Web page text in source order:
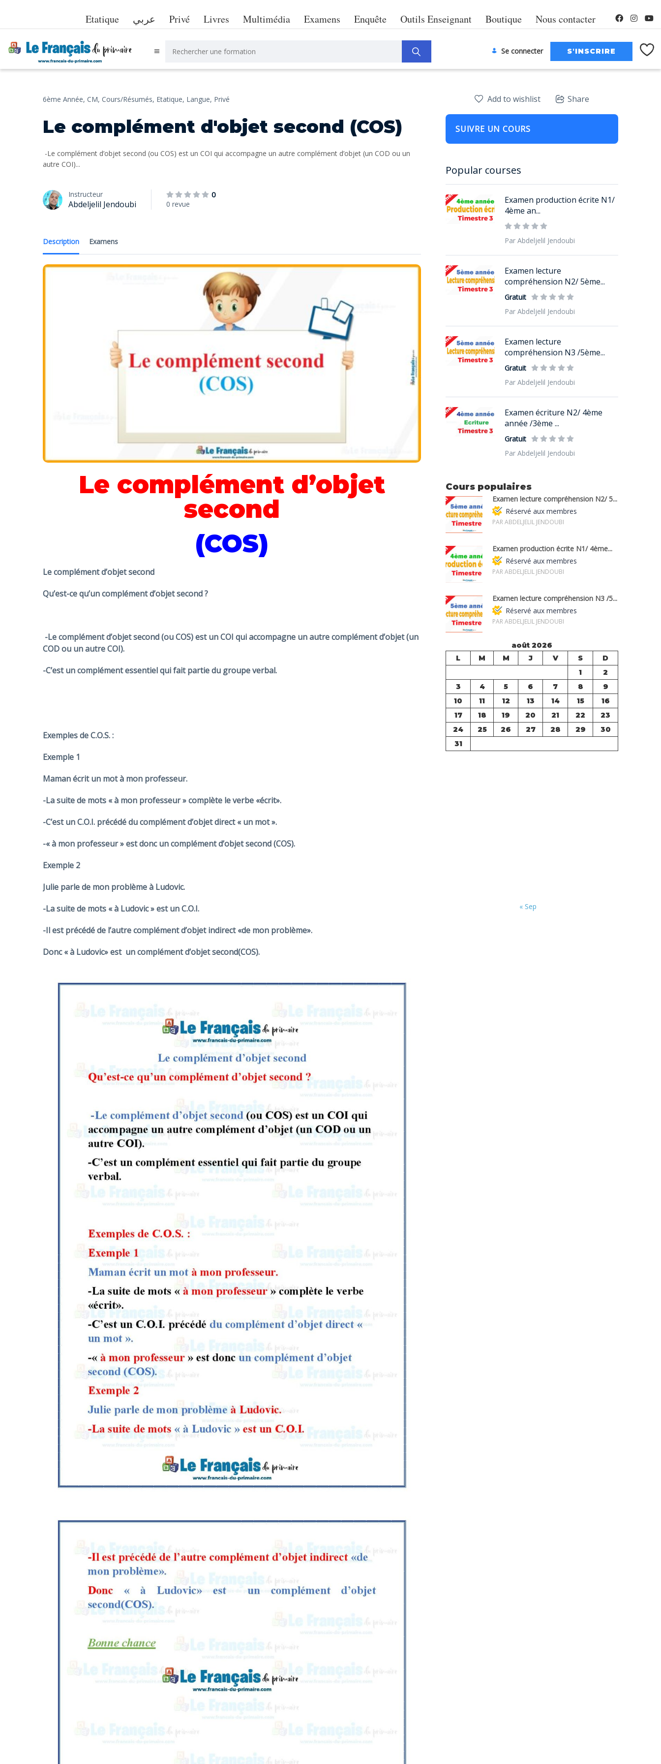
Etatique عربي Privé Livres Multimédia Examens Enquête Outils Enseignant Boutique Nous contacter
Se connecter
6ème Année, CM, Cours/Résumés, Etatique, Langue, Privé
Le complément d'objet second (COS)
-Le complément d’objet second (ou COS) est un COI qui accompagne un autre complément d’objet (un COD ou un
autre COI)...
Instructeur
Abdeljelil Jendoubi
0
0 revue
Description Examens
Le complément d’objet
second
(COS)
Le complément d’objetsecond
Qu’est-ce qu’un complément d’objet second ?
-Le complément d’objet second(ou COS) est un COI qui accompagne un autre complément d’objet (un
COD ou un autre COI).
-C’est un complément essentiel qui fait partie du groupe verbal.
Exemples de C.O.S. :
Exemple 1
Maman écrit un motà mon professeur.
-La suite de mots «à mon professeur» complète le verbe «écrit».
-C’est un C.O.I. précédédu complément d’objet direct « un mot ».
-«à mon professeur» est doncun complément d’objet second (COS).
Exemple 2
Julie parle de mon problèmeà Ludovic.
-La suite de mots « à Ludovic »est un C.O.I.
-Il est précédé de l’autre complément d’objet indirect«de mon problème».
Donc« à Ludovic» est un complément d’objet second(COS).
Add to wishlist Share
SUIVRE UN COURS
Popular courses
Examen production écrite N1/
4ème an...
Par Abdeljelil Jendoubi
Examen lecture
compréhension N2/ 5ème...
Gratuit
Par Abdeljelil Jendoubi
Examen lecture
compréhension N3 /5ème...
Gratuit
Par Abdeljelil Jendoubi
Examen écriture N2/ 4ème
année /3ème ...
Gratuit
Par Abdeljelil Jendoubi
Cours populaires
Examen lecture compréhension N2/ 5...
Réservé aux membres
PAR ABDELJELIL JENDOUBI
Examen production écrite N1/ 4ème...
Réservé aux membres
PAR ABDELJELIL JENDOUBI
Examen lecture compréhension N3 /5...
Réservé aux membres
PAR ABDELJELIL JENDOUBI
août 2026
L
M M J V S
D
1
2
3
4 5 6 7 8
9
10
11 12 13 14 15
16
17
18 19 20 21 22
23
24
25 26 27 28 29
30
31
« Sep